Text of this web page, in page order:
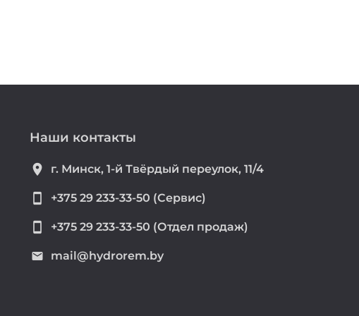
Наши контакты
location_on г. Минск, 1-й Твёрдый переулок, 11/4
smartphone +375 29 233-33-50 (Сервис)
smartphone +375 29 233-33-50 (Отдел продаж)
email mail@hydrorem.by